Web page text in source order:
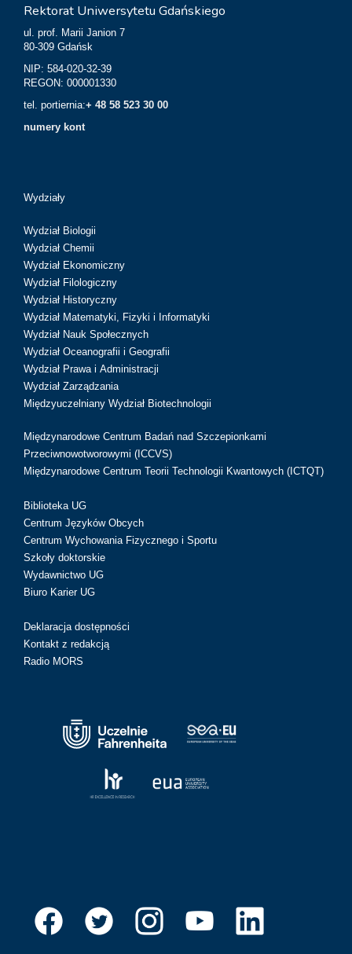
Rektorat Uniwersytetu Gdańskiego
ul. prof. Marii Janion 7
80-309 Gdańsk
NIP: 584-020-32-39
REGON: 000001330
tel. portiernia:+ 48 58 523 30 00
numery kont
Wydziały
Wydział Biologii
Wydział Chemii
Wydział Ekonomiczny
Wydział Filologiczny
Wydział Historyczny
Wydział Matematyki, Fizyki i Informatyki
Wydział Nauk Społecznych
Wydział Oceanografii i Geografii
Wydział Prawa i Administracji
Wydział Zarządzania
Międzyuczelniany Wydział Biotechnologii
Międzynarodowe Centrum Badań nad Szczepionkami
Przeciwnowotworowymi (ICCVS)
Międzynarodowe Centrum Teorii Technologii Kwantowych (ICTQT)
Biblioteka UG
Centrum Języków Obcych
Centrum Wychowania Fizycznego i Sportu
Szkoły doktorskie
Wydawnictwo UG
Biuro Karier UG
Deklaracja dostępności
Kontakt z redakcją
Radio MORS